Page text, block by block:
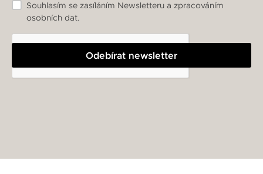
Odebírat newsletter
Souhlasím se zasíláním Newsletteru a zpracováním
osobních dat.